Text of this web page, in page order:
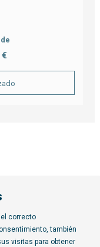
correcto
también
visitas para obtener